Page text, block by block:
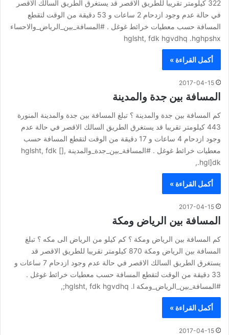
322 كيلومتر تقريبا للطريق الاقصر قد يستغرق الطريق السالك الاقصر
في حالة عدم وجود ازدحام 2 ساعات و 53 دقيقة من الوقت لتقطع
المسافة حسب معطيات خرائط غوغل . #المسافة_بين_الرياض_والاحساء
hglsht, fdk hgvdhq .hghpshx
أكمل القراءة »
2017-04-15
المسافة بين جدة والمدينة
كم المسافة بين جدة والمدينة ؟ تبلغ المسافة بين جدة والمدينة المنورة
443 كيلومتر تقريبا قد يستغرق الطريق السالك الاقصر في حالة عدم
وجود ازدحام 4 ساعات و 17 دقيقة من الوقت لتقطع المسافة حسب
معطيات خرائط غوغل . #المسافة_بين_جدة_والمدينة hglsht, fdk [],
.hgl]dk,
أكمل القراءة »
2017-04-15
المسافة بين الرياض ومكة
كم المسافة بين الرياض ومكة ؟ كم كيلو من الرياض الى مكه ؟ تبلغ
المسافة بين الرياض ومكة 870 كيلومتر تقريبا للطريق الاقصر قد
يستغرق الطريق السالك الاقصر في حالة عدم وجود ازدحام 7 ساعات و
33 دقيقة من الوقت لتقطع المسافة حسب معطيات خرائط غوغل .
#المسافة_بين_الرياض_ومكة hglsht, fdk hgvdhq .l;,
أكمل القراءة »
2017-04-15